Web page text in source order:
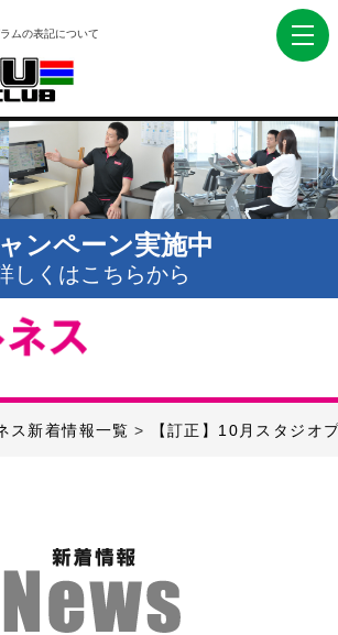
ムの表記について
ンペーン実施中
しくはこちらから
ス新着情報一覧 【訂正】10月スタジオ